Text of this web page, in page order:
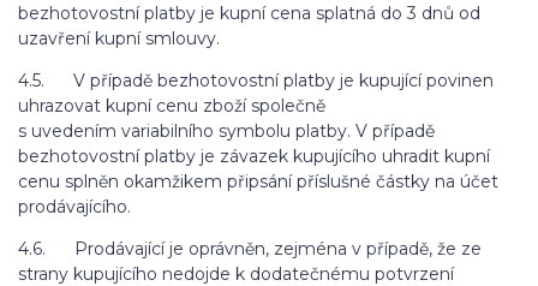
bezhotovostní platby je kupní cena splatná do 3 dnů od
uzavření kupní smlouvy.
4.5. V případě bezhotovostní platby je kupující povinen
uhrazovat kupní cenu zboží společně
s uvedením variabilního symbolu platby. V případě
bezhotovostní platby je závazek kupujícího uhradit kupní
cenu splněn okamžikem připsání příslušné částky na účet
prodávajícího.
4.6. Prodávající je oprávněn, zejména v případě, že ze
strany kupujícího nedojde k dodatečnému potvrzení